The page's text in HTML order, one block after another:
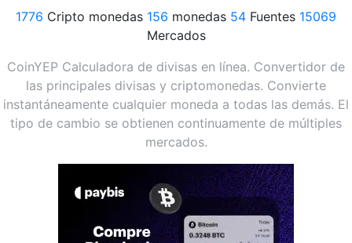
1776 Cripto monedas 156 monedas 54 Fuentes 15069
Mercados
CoinYEP Calculadora de divisas en línea. Convertidor de
las principales divisas y criptomonedas. Convierte
instantáneamente cualquier moneda a todas las demás. El
tipo de cambio se obtienen continuamente de múltiples
mercados.